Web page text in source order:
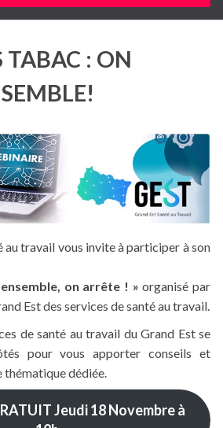
TABAC : ON
au travail vous invite à participer à son
on arrête ! »organisé par
Est des services de santé au travail.
de santé au travail du Grand Est se
pour vous apporter conseils et
dédiée.
Jeudi 18 Novembre à